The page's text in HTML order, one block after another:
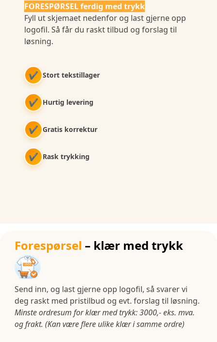
FORESPØRSEL ferdig med trykk
Fyll ut skjemaet nedenfor og last gjerne opp
logofil. Så får du raskt tilbud og forslag til
løsning.
✔ Stort tekstillager
✔ Hurtig levering
✔ Gratis korrektur
✔ Rask trykking
Forespørsel – klær med trykk
Send inn, og last gjerne opp logofil, så svarer vi
deg raskt med pristilbud og evt. forslag til løsning.
Minste ordresum for klær med trykk: 3000,- eks. mva.
og frakt. (Kan være flere ulike klær i samme ordre)